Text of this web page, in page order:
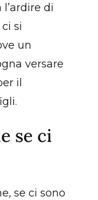
di
si
un
versare
il
se ci
se ci sono